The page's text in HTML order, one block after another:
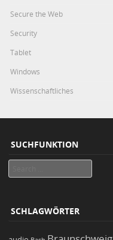
Secure the Web
Security
Tablet
Windows
Wissenschaftliches
SUCHFUNKTION
SCHLAGWÖRTER